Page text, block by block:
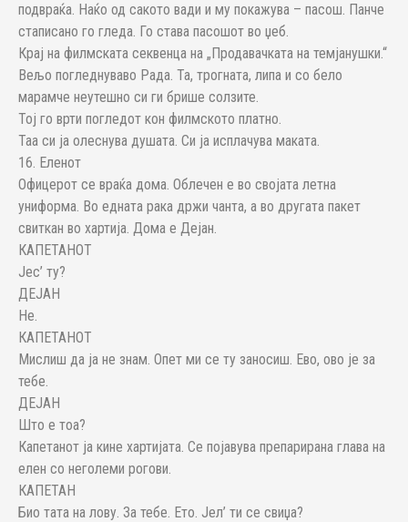
подвраќа. Наќо од сакото вади и му покажува – пасош. Панче
стаписано го гледа. Го става пасошот во џеб.
Крај на филмската секвенца на „Продавачката на темјанушки.“
Вељо погледнуваво Рада. Та, трогната, липа и со бело
марамче неутешно си ги брише солзите.
Тој го врти погледот кон филмското платно.
Таа си ја олеснува душата. Си ја исплачува маката.
16. Еленот
Офицерот се враќа дома. Облечен е во својата летна
униформа. Во едната рака држи чанта, а во другата пакет
свиткан во хартија. Дома е Дејан.
КАПЕТАНОТ
Јес’ ту?
ДЕЈАН
Не.
КАПЕТАНОТ
Мислиш да ја не знам. Опет ми се ту заносиш. Ево, ово је за
тебе.
ДЕЈАН
Што е тоа?
Капетанот ја кине хартијата. Се појавува препарирана глава на
елен со неголеми рогови.
КАПЕТАН
Био тата на лову. За тебе. Ето. Јел’ ти се свиџа?